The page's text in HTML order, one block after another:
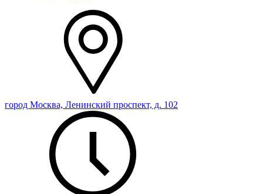
город Москва, Ленинский проспект, д. 102